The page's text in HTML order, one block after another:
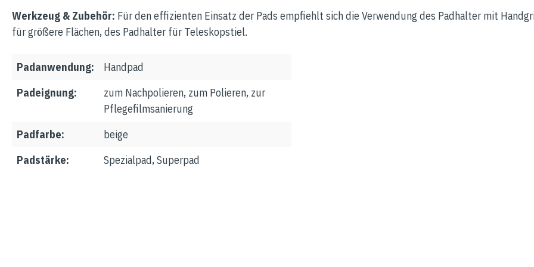
Werkzeug & Zubehör: Für den effizienten Einsatz der Pads empfiehlt sich die Verwendung des Padhalter mit
für größere Flächen, des Padhalter für Teleskopstiel.
Padanwendung:
Handpad
Padeignung:
zum Nachpolieren, zum Polieren, zur
Pflegefilmsanierung
Padfarbe:
beige
Padstärke:
Spezialpad, Superpad